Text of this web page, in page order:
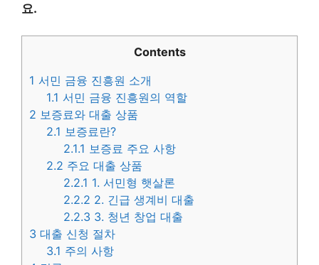
요.
Contents
1 서민 금융 진흥원 소개
1.1 서민 금융 진흥원의 역할
2 보증료와 대출 상품
2.1 보증료란?
2.1.1 보증료 주요 사항
2.2 주요 대출 상품
2.2.1 1. 서민형 햇살론
2.2.2 2. 긴급 생계비 대출
2.2.3 3. 청년 창업 대출
3 대출 신청 절차
3.1 주의 사항